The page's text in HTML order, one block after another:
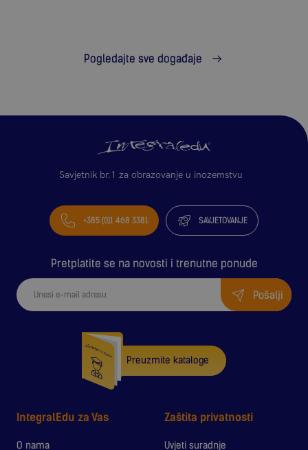
Pogledajte sve događaje
Savjetnik br.1 za obrazovanje u inozemstvu
+385 (0)1 468 3381 SAVJETOVANJE
IntegralEdu za Vas
O nama
Zaštita privatnosti
Uvjeti suradnje
Pretplatite se na novosti i trenutne ponude
Pošalji
Preuzmite kataloge